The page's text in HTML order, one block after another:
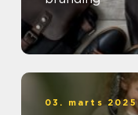
03. marts 2025